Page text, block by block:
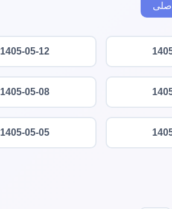
1405-05-12
1405-05-08
1405-05-05